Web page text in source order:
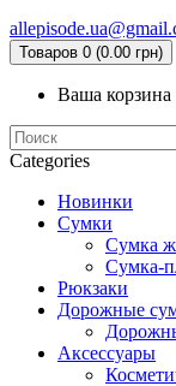
Товаров 0 (0.00 грн)
Ваша корзина
Categories
Новинки
Сумки
Сумка
Сумка-
Рюкзаки
Дорожные
Аксессуары